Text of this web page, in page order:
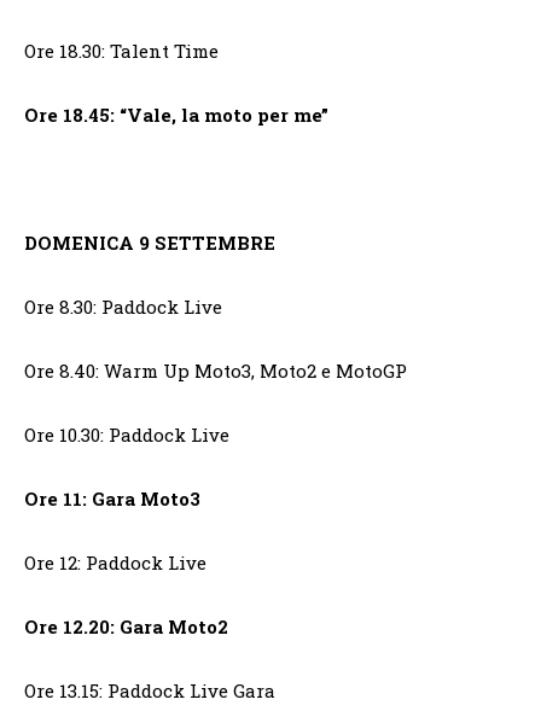
Ore 18.30: Talent Time
Ore 18.45: “Vale, la moto per me”
DOMENICA 9 SETTEMBRE
Ore 8.30: Paddock Live
Ore 8.40: Warm Up Moto3, Moto2 e MotoGP
Ore 10.30: Paddock Live
Ore 11: Gara Moto3
Ore 12: Paddock Live
Ore 12.20: Gara Moto2
Ore 13.15: Paddock Live Gara